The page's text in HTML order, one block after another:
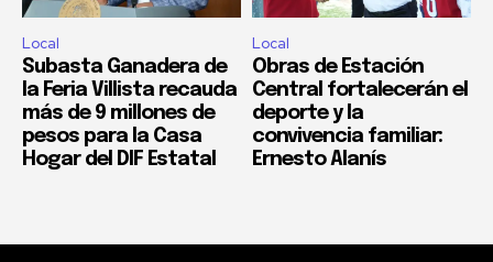
Local
Subasta Ganadera de
la Feria Villista recauda
más de 9 millones de
pesos para la Casa
Hogar del DIF Estatal
Local
Obras de Estación
Central fortalecerán el
deporte y la
convivencia familiar:
Ernesto Alanís